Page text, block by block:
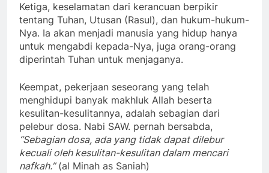
Ketiga, keselamatan dari kerancuan berpikir
tentang Tuhan, Utusan (Rasul), dan hukum-hukum-
Nya. Ia akan menjadi manusia yang hidup hanya
untuk mengabdi kepada-Nya, juga orang-orang
diperintah Tuhan untuk menjaganya.
Keempat, pekerjaan seseorang yang telah
menghidupi banyak makhluk Allah beserta
kesulitan-kesulitannya, adalah sebagian dari
pelebur dosa. Nabi SAW. pernah bersabda,
“Sebagian dosa, ada yang tidak dapat dilebur
kecuali oleh kesulitan-kesulitan dalam mencari
nafkah.”(al Minah as Saniah)